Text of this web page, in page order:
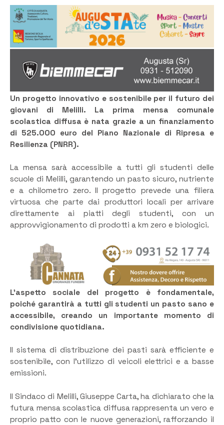
Un progetto innovativo e sostenibile per il futuro dei
giovani di Melilli. La prima mensa comunale
scolastica diffusa è nata grazie a un finanziamento
di 525.000 euro del Piano Nazionale di Ripresa e
Resilienza (PNRR).
La mensa sarà accessibile a tutti gli studenti delle
scuole di Melilli, garantendo un pasto sicuro, nutriente
e a chilometro zero. Il progetto prevede una filiera
virtuosa che parte dai produttori locali per arrivare
direttamente ai piatti degli studenti, con un
approvvigionamento di prodotti a km zero e biologici.
L’aspetto sociale del progetto è fondamentale,
poiché garantirà a tutti gli studenti un pasto sano e
accessibile, creando un importante momento di
condivisione quotidiana.
Il sistema di distribuzione dei pasti sarà efficiente e
sostenibile, con l’utilizzo di veicoli elettrici e a basse
emissioni.
Il Sindaco di Melilli, Giuseppe Carta, ha dichiarato che la
futura mensa scolastica diffusa rappresenta un vero e
proprio patto con le nuove generazioni, rafforzando il